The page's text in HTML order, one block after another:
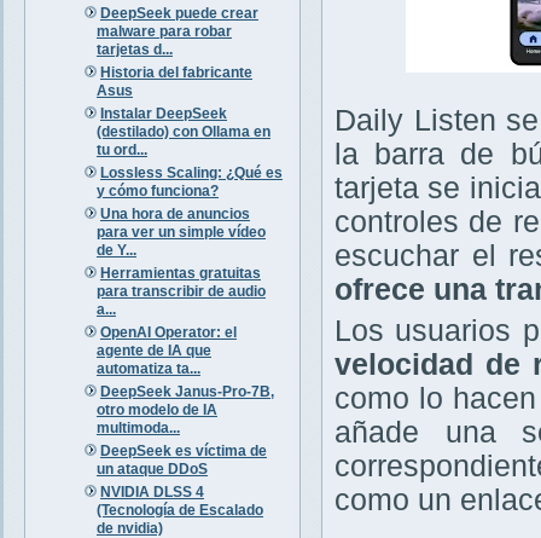
DeepSeek puede crear
malware para robar
tarjetas d...
Historia del fabricante
Asus
Instalar DeepSeek
(destilado) con Ollama en
tu ord...
Lossless Scaling: ¿Qué es
y cómo funciona?
Una hora de anuncios
para ver un simple vídeo
de Y...
Herramientas gratuitas
para transcribir de audio
a...
OpenAI Operator: el
agente de IA que
automatiza ta...
DeepSeek Janus-Pro-7B,
otro modelo de IA
multimoda...
DeepSeek es víctima de
un ataque DDoS
NVIDIA DLSS 4
(Tecnología de Escalado
de nvidia)
Daily Listen
la barra de
tarjeta se
controles de
escuchar el
ofrece una
Los usuarios
velocidad de
como lo
añade una
como un